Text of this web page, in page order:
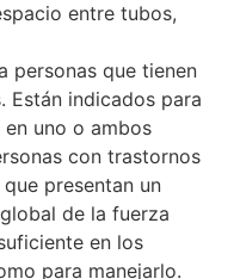
entre tubos,
personas que tienen
Están indicados para
uno o ambos
con trastornos
presentan un
de la fuerza
en los
para manejarlo.